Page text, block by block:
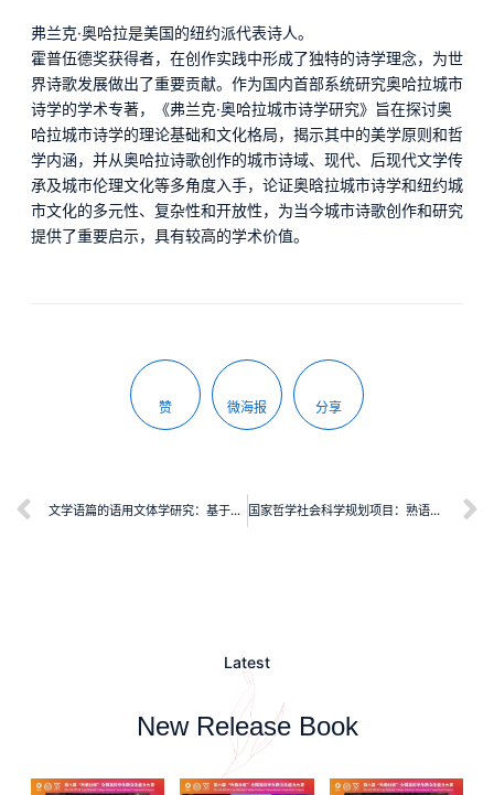
弗兰克·奥哈拉是美国的纽约派代表诗人。
霍普伍德奖获得者，在创作实践中形成了独特的诗学理念，为世
界诗歌发展做出了重要贡献。作为国内首部系统研究奥哈拉城市
诗学的学术专著，《弗兰克·奥哈拉城市诗学研究》旨在探讨奥
哈拉城市诗学的理论基础和文化格局，揭示其中的美学原则和哲
学内涵，并从奥哈拉诗歌创作的城市诗域、现代、后现代文学传
承及城市伦理文化等多角度入手，论证奥晗拉城市诗学和纽约城
市文化的多元性、复杂性和开放性，为当今城市诗歌创作和研究
提供了重要启示，具有较高的学术价值。
赞 微海报 分享
文学语篇的语用文体学研究：基于顺应理论的小说人物会话分析 国家哲学社会科学规划项目：熟语表征与加工的神经认知研究
Latest
New Release Book